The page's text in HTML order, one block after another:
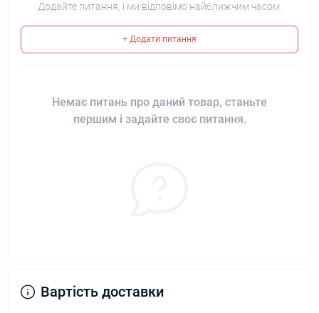
Додайте питання, і ми відповімо найближчим часом.
+ Додати питання
Немає питань про даний товар, станьте
першим і задайте своє питання.
Вартість доставки